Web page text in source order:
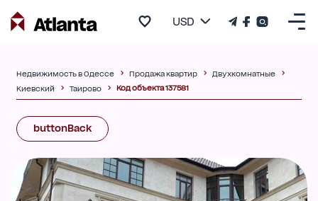
USD
Недвижимость в Одессе Продажа квартир
Двухкомнатные
Киевский
Таирово Код объекта 137581
buttonBack